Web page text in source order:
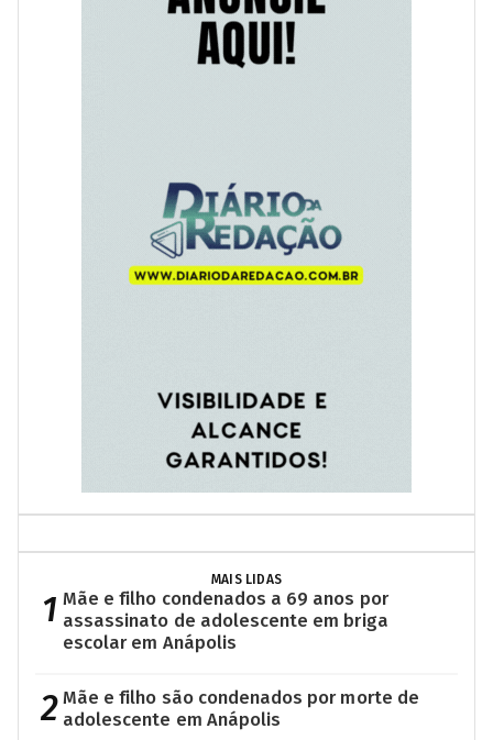
MAIS LIDAS
1 Mãe e filho condenados a 69 anos por
assassinato de adolescente em briga
escolar em Anápolis
2 Mãe e filho são condenados por morte de
adolescente em Anápolis